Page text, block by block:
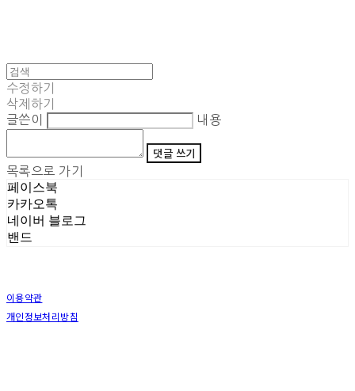
수정하기
삭제하기
글쓴이
내용
댓글 쓰기
목록으로 가기
페이스북
카카오톡
네이버 블로그
밴드
이용약관
개인정보처리방침